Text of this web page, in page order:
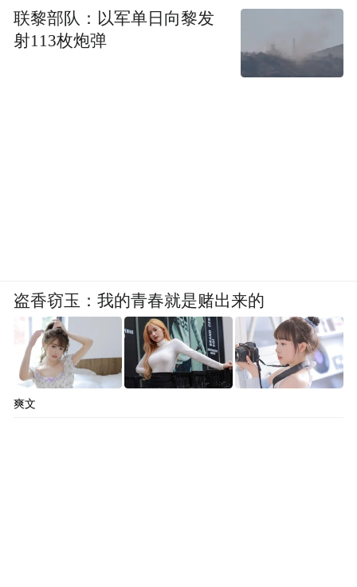
联黎部队：以军单日向黎发
射113枚炮弹
盗香窃玉：我的青春就是赌出来的
爽文